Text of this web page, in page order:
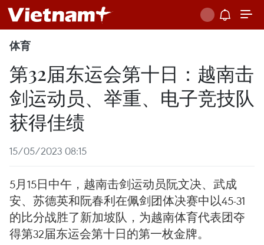
体育
第32届东运会第十日：越南击
剑运动员、举重、电子竞技队
获得佳绩
15/05/2023 08:15
5月15日中午，越南击剑运动员阮文决、武成
安、苏德英和阮春利在佩剑团体决赛中以45-31
的比分战胜了新加坡队，为越南体育代表团夺
得第32届东运会第十日的第一枚金牌。